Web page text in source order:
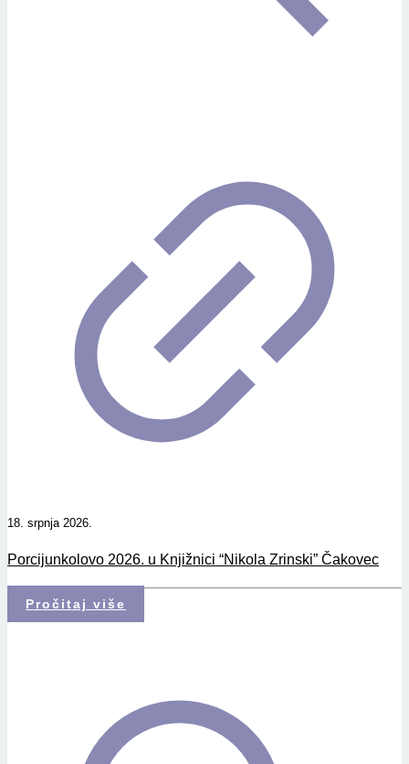
18. srpnja 2026.
Porcijunkolovo 2026. u Knjižnici “Nikola Zrinski” Čakovec
Pročitaj više